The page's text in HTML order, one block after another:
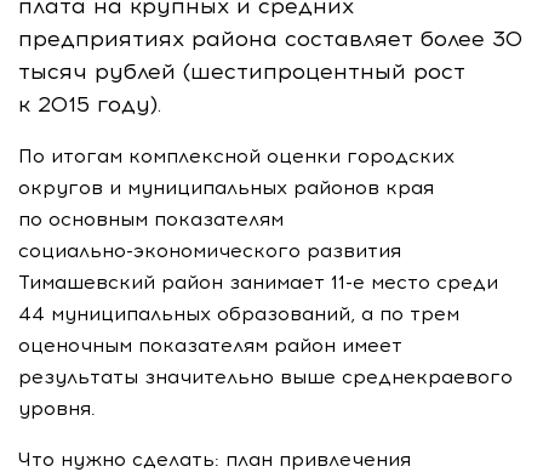
плата на крупных и средних
предприятиях района составляет более 30
тысяч рублей (шестипроцентный рост
к 2015 году).
По итогам комплексной оценки городских
округов и муниципальных районов края
по основным показателям
социально-экономического развития
Тимашевский район занимает 11-е место среди
44 муниципальных образований, а по трем
оценочным показателям район имеет
результаты значительно выше среднекраевого
уровня.
Что нужно сделать: план привлечения